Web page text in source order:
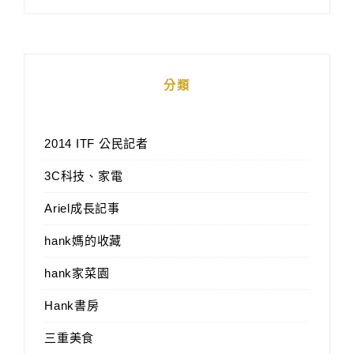
分類
2014 ITF 公民記者
3C科技、家電
Ariel成長記事
hank媽的收藏
hank家菜園
Hank書房
三重美食